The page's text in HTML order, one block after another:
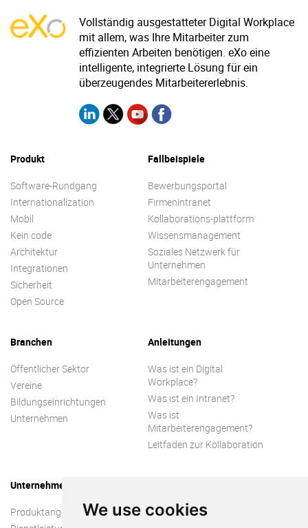
We use cookies
Vollständig ausgestatteter Digital Workplace
mit allem, was Ihre Mitarbeiter zum
effizienten Arbeiten benötigen. eXo eine
intelligente, integrierte Lösung für ein
überzeugendes Mitarbeitererlebnis.
Produkt
Software-Rundgang
Internationalization
Mobil
Kein code
Architektur
Integrationen
Sicherheit
Open Source
Fallbeispiele
Bewerbungsportal
Firmenintranet
Kollaborations-plattform
Wissensmanagement
Soziales Netzwerk für
Unternehmen
Mitarbeiterengagement
Branchen
Öffentlicher Sektor
Vereine
Bildungseinrichtungen
Unternehmen
Anleitungen
Was ist ein Digital
Workplace?
Was ist ein Intranet?
Was ist
Mitarbeiterengagement?
Leitfaden zur Kollaboration
Unternehmen
Produktangebot